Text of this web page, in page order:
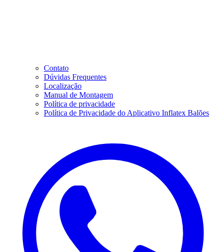
Contato
Dúvidas Frequentes
Localização
Manual de Montagem
Política de privacidade
Política de Privacidade do Aplicativo Inflatex Balões